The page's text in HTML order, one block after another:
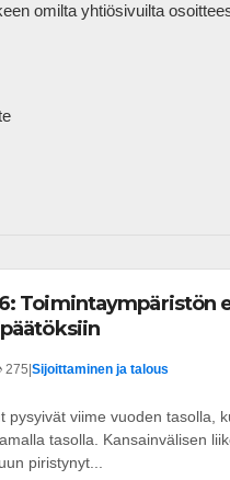
omilta yhtiösivuilta
Toimintaympäristön
275 Sijoittaminen ja talous
pysyivät viime vuoden tasolla,
tasolla. Kansainvälisen
piristynyt...